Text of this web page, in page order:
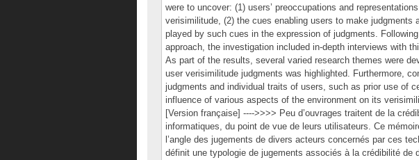
were to uncover: (1) users’ preoccupations and
verisimilitude, (2) the cues enabling users to make judgments
played by such cues in the expression of judgments.
approach, the investigation included in-depth interviews with
As part of the results, several varied research themes were
user verisimilitude judgments was highlighted. Furthermore,
judgments and individual traits of users, such as prior use of
influence of various aspects of the environment on its
[Version française] ---->>>> Peu d’ouvrages traitent de la
informatiques, du point de vue de leurs utilisateurs. Ce
l’angle des jugements de divers acteurs concernés par ces
définit une typologie de jugements associés à la crédibilité de